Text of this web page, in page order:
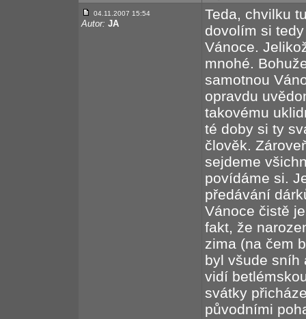
04.11.2007 15:54
Autor: JA
Teda, chvilku
dovolím si
Vánoce.
mnohé.
samotnou
opravdu
takovému
té doby si ty
člověk.
sejdeme
povídáme si.
předávání
Vánoce čistě
fakt, že
zima (na čem
byl všude sníh
vidí
svátky
původními